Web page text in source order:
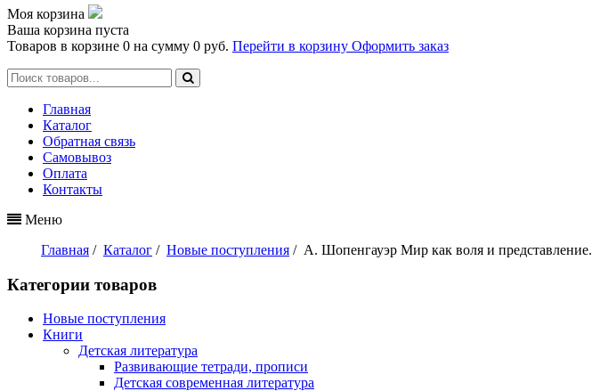
Моя корзина
Ваша корзина пуста
Товаров в корзине 0 на сумму 0 руб. Перейти в корзину Оформить заказ
Главная
Каталог
Обратная связь
Самовывоз
Оплата
Контакты
Меню
Главная / Каталог / Новые поступления / А. Шопенгауэр Мир как воля и представление.
Категории товаров
Новые поступления
Книги
Детская литература
Развивающие тетради, прописи
Детская современная литература